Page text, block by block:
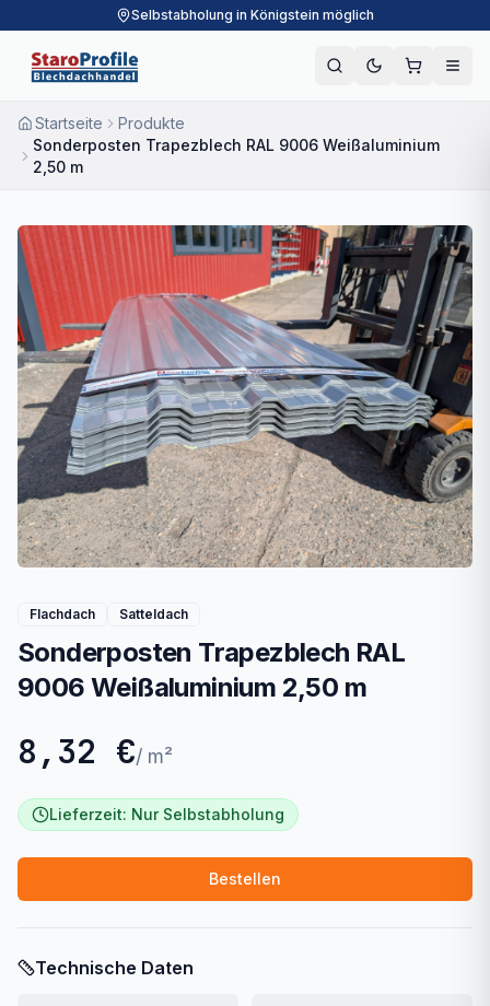
Selbstabholung in Königstein möglich
Startseite
Produkte
Sonderposten Trapezblech RAL 9006 Weißaluminium
2,50 m
Flachdach Satteldach
Sonderposten Trapezblech RAL
9006 Weißaluminium 2,50 m
8,32 €/ m²
Lieferzeit: Nur Selbstabholung
Bestellen
Technische Daten